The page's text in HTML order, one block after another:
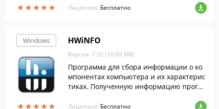
★★★★★
★★★★★
й по протоколам TCP и UDP с подробны
Лицензия: Бесплатно
Windows
★★★★★
★★★★★
HWiNFO
Версия: 7.32 (10.09 МБ)
Программа для сбора информации о ко
мпонентах компьютера и их характерис
тиках. Полученную информацию програ
ML и HTML.
Лицензия: Бесплатно